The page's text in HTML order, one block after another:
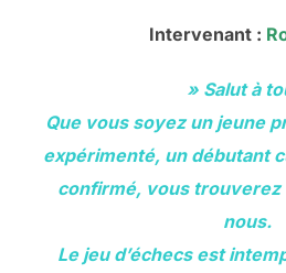
Intervenant :
» Salut à
Que vous soyez un jeune
expérimenté, un débutant
confirmé, vous trouverez
nous.
Le jeu d’échecs est